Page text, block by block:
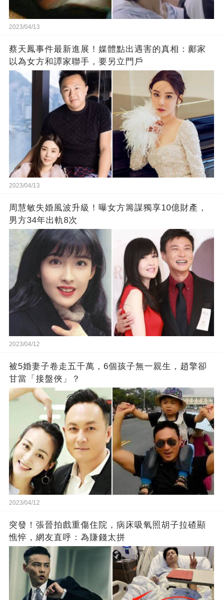
2023/04/13
蔡天鳳事件最新進展！媒體點出遇害的真相：鄺家
以為女方和譚家聯手，要另立門戶
2023/04/13
周慧敏失婚風波升級！曝女方籌謀獨享10億財產，
男方34年出軌8次
2023/04/12
被5婚妻子卷走五千萬，6個孩子無一親生，趙擎卻
甘當「接盤俠」？
2023/04/12
突發！張晉拍戲重傷住院，病床吸氧照胡子拉碴顯
憔悴，網友直呼：為賺錢太拼